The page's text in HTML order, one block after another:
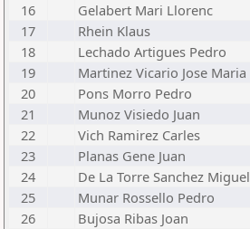
16
Gelabert Mari Llorenc
17
Rhein Klaus
18
Lechado Artigues Pedro
19
Martinez Vicario Jose Maria
20
Pons Morro Pedro
21
Munoz Visiedo Juan
22
Vich Ramirez Carles
23
Planas Gene Juan
24
De La Torre Sanchez Miguel
25
Munar Rossello Pedro
26
Bujosa Ribas Joan